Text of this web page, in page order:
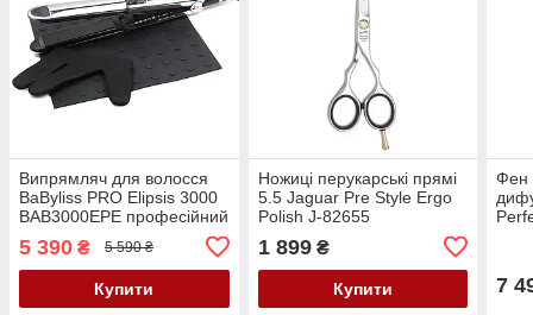
Випрямляч для волосся
BaByliss PRO Elipsis 3000
BAB3000EPE професійний
стайлер з технологією EP
5.0, іонізацією, 31 мм,
150–230°C
5 390 ₴ 5 590 ₴
Купити
Ножиці перукарські прямі
5.5 Jaguar Pre Style Ergo
Polish J-82655
1 899₴
Купити
Фен
7